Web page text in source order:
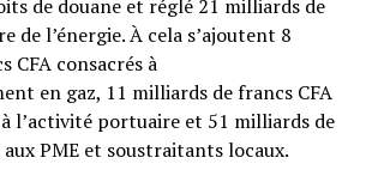
de douane et réglé 21 milliards de
de l’énergie. À cela s’ajoutent 8
CFA consacrés à
en gaz, 11 milliards de francs CFA
l’activité portuaire et 51 milliards de
aux PME et soustraitants locaux.